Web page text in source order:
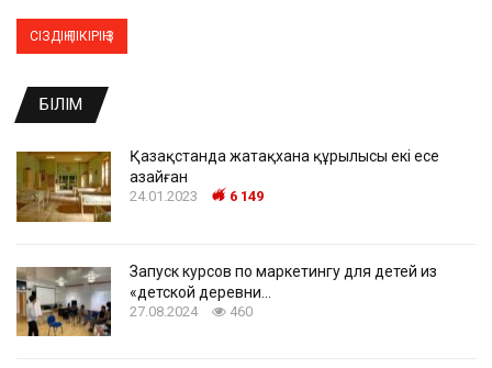
БІЛІМ
Қазақстанда жатақхана құрылысы екі есе
азайған
24.01.2023 6 149
Запуск курсов по маркетингу для детей из
«детской деревни…
27.08.2024 460